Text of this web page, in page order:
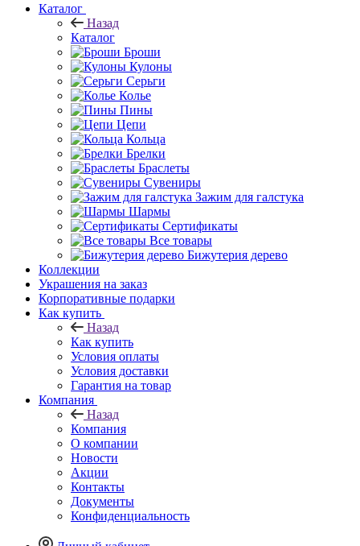
Каталог
Назад
Каталог
Броши
Кулоны
Серьги
Колье
Пины
Цепи
Кольца
Брелки
Браслеты
Сувениры
Зажим для галстука
Шармы
Сертификаты
Все товары
Бижутерия дерево
Коллекции
Украшения на заказ
Корпоративные подарки
Как купить
Назад
Как купить
Условия оплаты
Условия доставки
Гарантия на товар
Компания
Назад
Компания
О компании
Новости
Акции
Контакты
Документы
Конфиденциальность